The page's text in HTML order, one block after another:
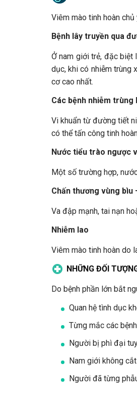
Viêm mào tinh hoàn
Bệnh lây truyền qua
Ở nam giới trẻ, đặc
dục, khi có nhiễm trùng
cơ cao nhất.
Các bệnh nhiễm trùng
Vi khuẩn từ đường tiết
có thể tấn công tinh
Nước tiểu trào ngược
Một số trường hợp,
Chấn thương vùng bìu
Va đập mạnh, tai nạn
Nhiễm lao
Viêm mào tinh hoàn do
NHỮNG ĐỐI
Do bệnh phần lớn bắt
Quan hệ tình dục
Từng mắc các
Người bị phì đại
Nam giới không
Người đã từng